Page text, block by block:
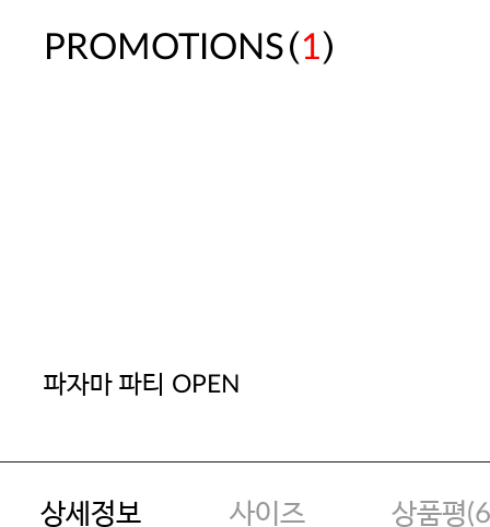
PROMOTIONS(1)
파자마 파티 OPEN
상세정보 사이즈 상품평(6